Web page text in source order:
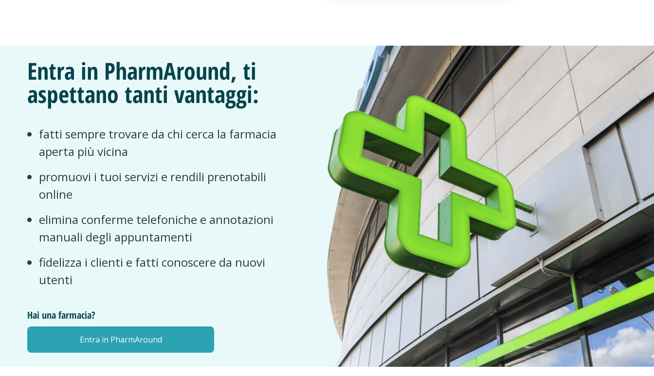
Entra in PharmAround, ti
aspettano tanti vantaggi:
fatti sempre trovare da chi cerca la farmacia
aperta più vicina
promuovi i tuoi servizi e rendili prenotabili
online
elimina conferme telefoniche e annotazioni
manuali degli appuntamenti
fidelizza i clienti e fatti conoscere da nuovi
utenti
Hai una farmacia?
Entra in PharmAround